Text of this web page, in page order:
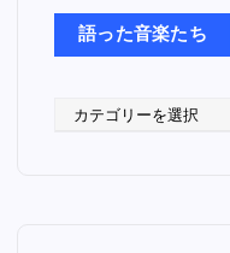
語った音楽たち